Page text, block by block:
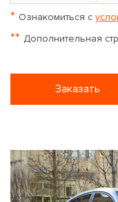
* Ознакомиться с
** Дополнительная
Заказать